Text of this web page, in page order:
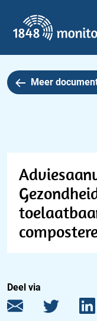
Hoofdmenu
Meer
Deel via